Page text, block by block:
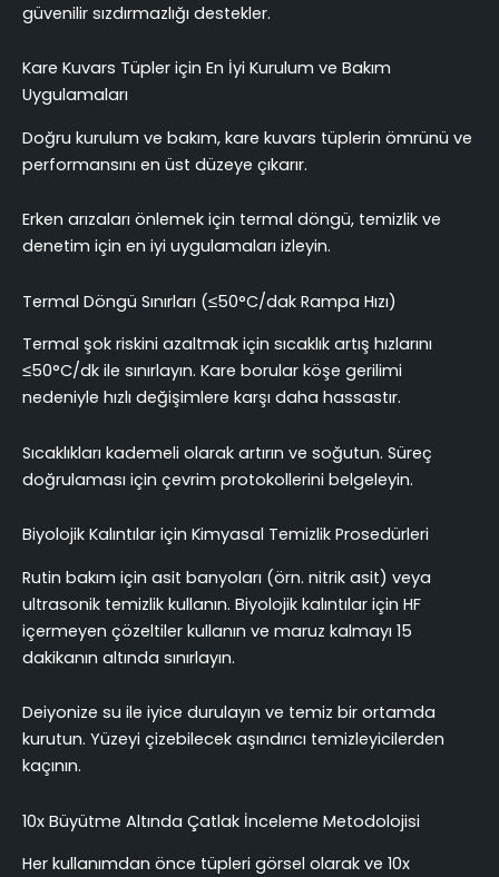
güvenilir sızdırmazlığı destekler.
Kare Kuvars Tüpler için En İyi Kurulum ve Bakım
Uygulamaları
Doğru kurulum ve bakım, kare kuvars tüplerin ömrünü ve
performansını en üst düzeye çıkarır.
Erken arızaları önlemek için termal döngü, temizlik ve
denetim için en iyi uygulamaları izleyin.
Termal Döngü Sınırları (≤50°C/dak Rampa Hızı)
Termal şok riskini azaltmak için sıcaklık artış hızlarını
≤50°C/dk ile sınırlayın. Kare borular köşe gerilimi
nedeniyle hızlı değişimlere karşı daha hassastır.
Sıcaklıkları kademeli olarak artırın ve soğutun. Süreç
doğrulaması için çevrim protokollerini belgeleyin.
Biyolojik Kalıntılar için Kimyasal Temizlik Prosedürleri
Rutin bakım için asit banyoları (örn. nitrik asit) veya
ultrasonik temizlik kullanın. Biyolojik kalıntılar için HF
içermeyen çözeltiler kullanın ve maruz kalmayı 15
dakikanın altında sınırlayın.
Deiyonize su ile iyice durulayın ve temiz bir ortamda
kurutun. Yüzeyi çizebilecek aşındırıcı temizleyicilerden
kaçının.
10x Büyütme Altında Çatlak İnceleme Metodolojisi
Her kullanımdan önce tüpleri görsel olarak ve 10x